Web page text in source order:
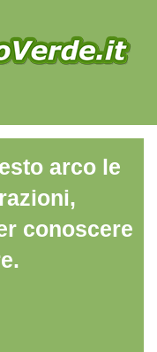
arco le
conoscere